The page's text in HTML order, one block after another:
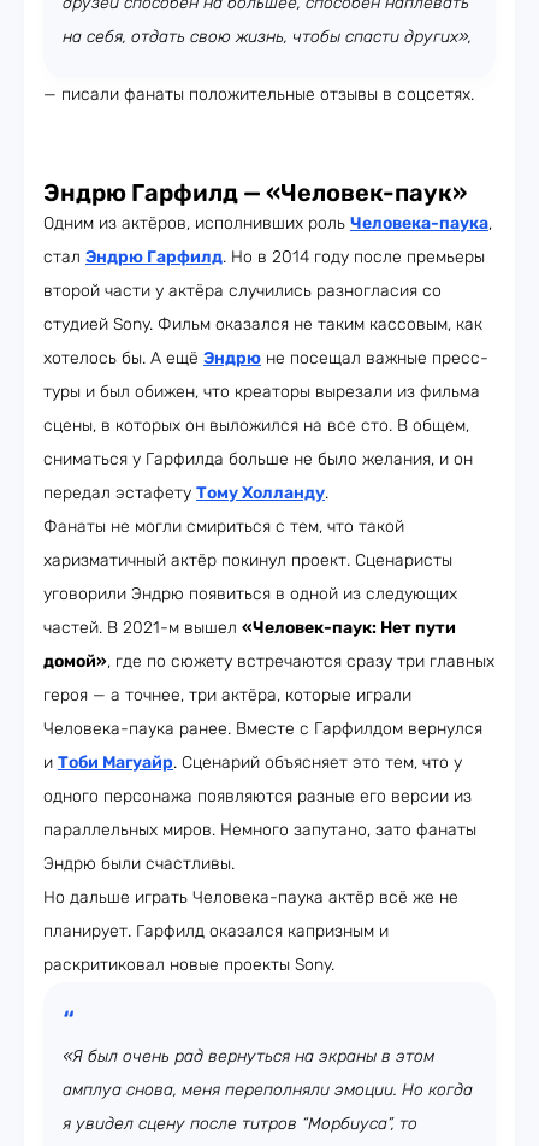
на себя, отдать свою жизнь, чтобы спасти других»,
— писали фанаты положительные отзывы в соцсетях.
Эндрю Гарфилд — «Человек-паук»
Одним из актёров, исполнивших роль Человека-паука,
стал Эндрю Гарфилд. Но в 2014 году после премьеры
второй части у актёра случились разногласия со
студией Sony. Фильм оказался не таким кассовым, как
хотелось бы. А ещё Эндрю не посещал важные пресс-
туры и был обижен, что креаторы вырезали из фильма
сцены, в которых он выложился на все сто. В общем,
сниматься у Гарфилда больше не было желания, и он
передал эстафету Тому Холланду.
Фанаты не могли смириться с тем, что такой
харизматичный актёр покинул проект. Сценаристы
уговорили Эндрю появиться в одной из следующих
частей. В 2021-м вышел «Человек-паук: Нет пути
домой», где по сюжету встречаются сразу три главных
героя — а точнее, три актёра, которые играли
Человека-паука ранее. Вместе с Гарфилдом вернулся
и Тоби Магуайр. Сценарий объясняет это тем, что у
одного персонажа появляются разные его версии из
параллельных миров. Немного запутано, зато фанаты
Эндрю были счастливы.
Но дальше играть Человека-паука актёр всё же не
планирует. Гарфилд оказался капризным и
раскритиковал новые проекты Sony.
«Я был очень рад вернуться на экраны в этом
амплуа снова, меня переполняли эмоции. Но когда
я увидел сцену после титров “Морбиуса”, то